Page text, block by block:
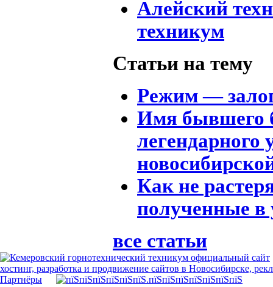
Алейский
техникум
Статьи на тему
Режим —
Имя бывшего
легендарного
Как не
полученные в
все статьи
хостинг, разработка и продвижение сайтов в Новосибирске,
Партнёры